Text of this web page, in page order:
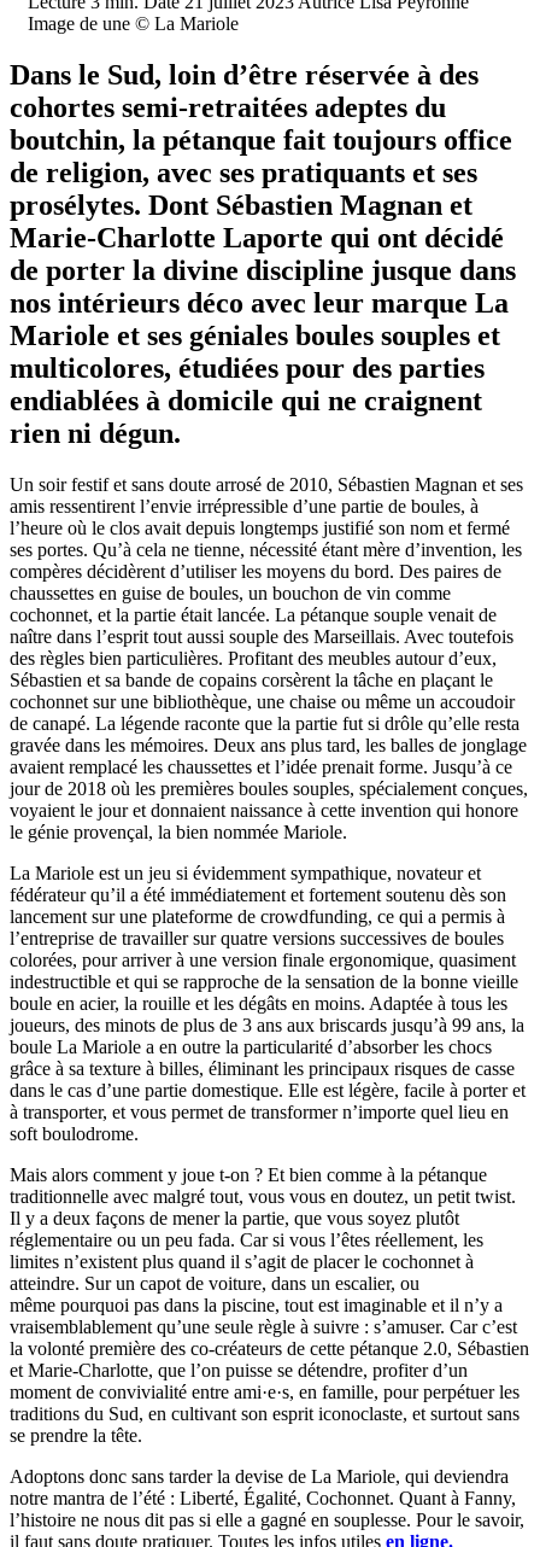
Image de une © La Mariole
Dans le Sud, loin d’être réservée à des
cohortes semi-retraitées adeptes du
boutchin, la pétanque fait toujours office
de religion, avec ses pratiquants et ses
prosélytes. Dont Sébastien Magnan et
Marie-Charlotte Laporte qui ont décidé
de porter la divine discipline jusque dans
nos intérieurs déco avec leur marque La
Mariole et ses géniales boules souples et
multicolores, étudiées pour des parties
endiablées à domicile qui ne craignent
rien ni dégun.
Un soir festif et sans doute arrosé de 2010, Sébastien Magnan et ses
amis ressentirent l’envie irrépressible d’une partie de boules, à
l’heure où le clos avait depuis longtemps justifié son nom et fermé
ses portes. Qu’à cela ne tienne, nécessité étant mère d’invention, les
compères décidèrent d’utiliser les moyens du bord. Des paires de
chaussettes en guise de boules, un bouchon de vin comme
cochonnet, et la partie était lancée. La pétanque souple venait de
naître dans l’esprit tout aussi souple des Marseillais. Avec toutefois
des règles bien particulières. Profitant des meubles autour d’eux,
Sébastien et sa bande de copains corsèrent la tâche en plaçant le
cochonnet sur une bibliothèque, une chaise ou même un accoudoir
de canapé. La légende raconte que la partie fut si drôle qu’elle resta
gravée dans les mémoires. Deux ans plus tard, les balles de jonglage
avaient remplacé les chaussettes et l’idée prenait forme. Jusqu’à ce
jour de 2018 où les premières boules souples, spécialement conçues,
voyaient le jour et donnaient naissance à cette invention qui honore
le génie provençal, la bien nommée Mariole.
La Mariole est un jeu si évidemment sympathique, novateur et
fédérateur qu’il a été immédiatement et fortement soutenu dès son
lancement sur une plateforme de crowdfunding, ce qui a permis à
l’entreprise de travailler sur quatre versions successives de boules
colorées, pour arriver à une version finale ergonomique, quasiment
indestructible et qui se rapproche de la sensation de la bonne vieille
boule en acier, la rouille et les dégâts en moins. Adaptée à tous les
joueurs, des minots de plus de 3 ans aux briscards jusqu’à 99 ans, la
boule La Mariole a en outre la particularité d’absorber les chocs
grâce à sa texture à billes, éliminant les principaux risques de casse
dans le cas d’une partie domestique. Elle est légère, facile à porter et
à transporter, et vous permet de transformer n’importe quel lieu en
soft boulodrome.
Mais alors comment y joue t-on ? Et bien comme à la pétanque
traditionnelle avec malgré tout, vous vous en doutez, un petit twist.
Il y a deux façons de mener la partie, que vous soyez plutôt
réglementaire ou un peu fada. Car si vous l’êtes réellement, les
limites n’existent plus quand il s’agit de placer le cochonnet à
atteindre. Sur un capot de voiture, dans un escalier, ou
même pourquoi pas dans la piscine, tout est imaginable et il n’y a
vraisemblablement qu’une seule règle à suivre : s’amuser. Car c’est
la volonté première des co-créateurs de cette pétanque 2.0, Sébastien
et Marie-Charlotte, que l’on puisse se détendre, profiter d’un
moment de convivialité entre ami·e·s, en famille, pour perpétuer les
traditions du Sud, en cultivant son esprit iconoclaste, et surtout sans
se prendre la tête.
Adoptons donc sans tarder la devise de La Mariole, qui deviendra
notre mantra de l’été : Liberté, Égalité, Cochonnet. Quant à Fanny,
l’histoire ne nous dit pas si elle a gagné en souplesse. Pour le savoir,
il faut sans doute pratiquer. Toutes les infos utiles en ligne.